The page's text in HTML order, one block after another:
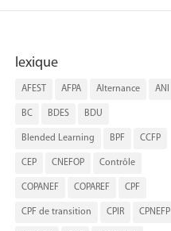
lexique
AFEST AFPA Alternance ANI
BC BDES BDU
Blended Learning BPF CCFP
CEP CNEFOP Contrôle
COPANEF COPAREF CPF
CPF de transition CPIR CPNEFP